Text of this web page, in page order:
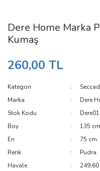
Dere Home Marka
Kumaş
260,00 TL
Kategori
Marka
Dere
Stok Kodu
Boy
135 cm
En
75 cm
Renk
Pudra
Havale